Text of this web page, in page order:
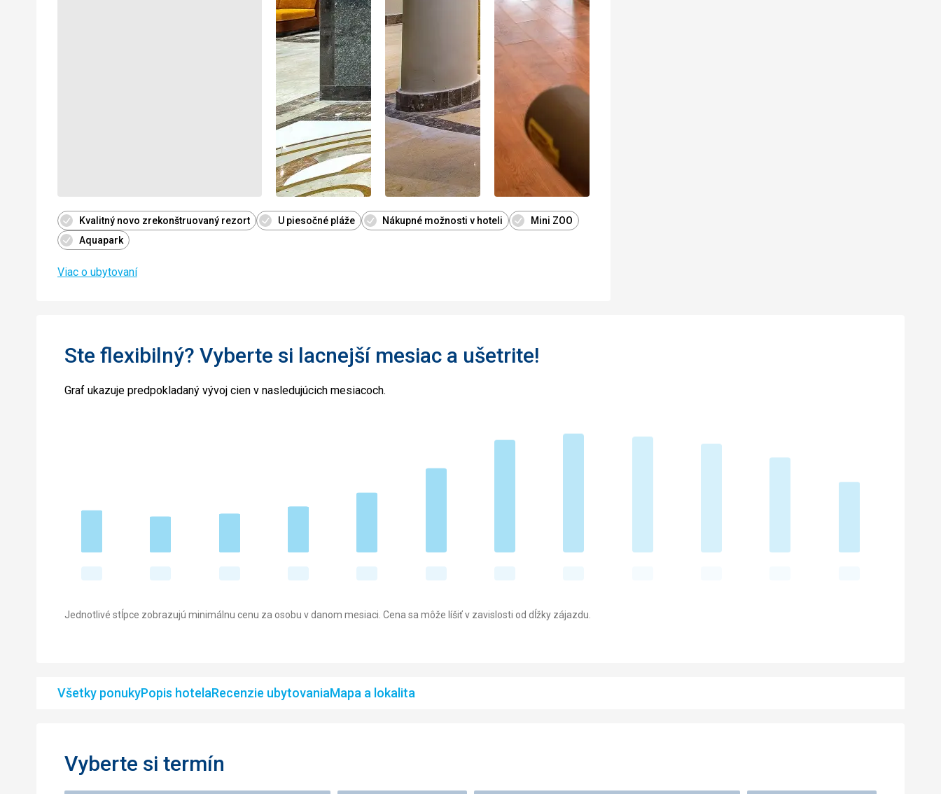
Kvalitný novo zrekonštruovaný rezort U piesočné pláže Nákupné možnosti v hoteli
Mini ZOO
Aquapark
Viac o ubytovaní
Ste flexibilný? Vyberte si lacnejší mesiac a ušetrite!
Graf ukazuje predpokladaný vývoj cien v nasledujúcich mesiacoch.
Jednotlivé stĺpce zobrazujú minimálnu cenu za osobu v danom mesiaci. Cena sa môže líšiť v zavislosti od dĺžky zájazdu.
Všetky ponukyPopis hotelaRecenzie ubytovaniaMapa a lokalita
Vyberte si termín